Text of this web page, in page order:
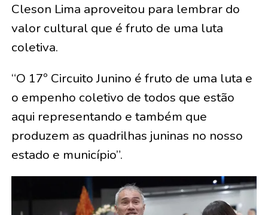
Cleson Lima aproveitou para lembrar do
valor cultural que é fruto de uma luta
coletiva.
“O 17º Circuito Junino é fruto de uma luta e
o empenho coletivo de todos que estão
aqui representando e também que
produzem as quadrilhas juninas no nosso
estado e município”.